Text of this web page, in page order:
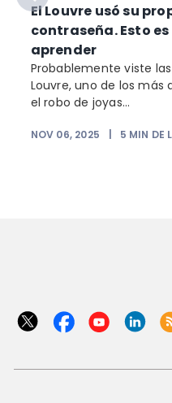
El Louvre usó su
contraseña. Esto
aprender
Probablemente viste
Louvre, uno de los
el robo de joyas...
NOV 06, 2025 5 MIN DE